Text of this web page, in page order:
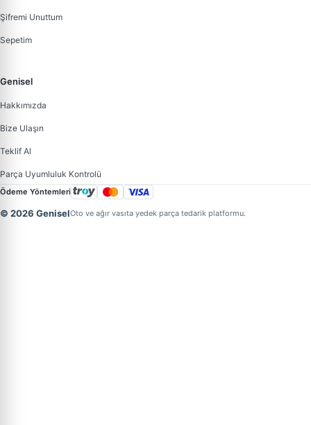
Şifremi Unuttum
Sepetim
Genisel
Hakkımızda
Bize Ulaşın
Teklif Al
Parça Uyumluluk Kontrolü
Ödeme Yöntemleri
© 2026 GeniselOto ve ağır vasıta yedek parça tedarik platformu.